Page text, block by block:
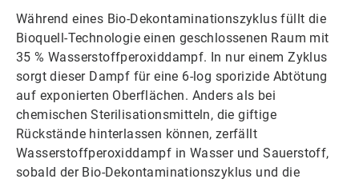
Während eines Bio-Dekontaminationszyklus füllt die
Bioquell-Technologie einen geschlossenen Raum mit
35 % Wasserstoffperoxiddampf. In nur einem Zyklus
sorgt dieser Dampf für eine 6-log sporizide Abtötung
auf exponierten Oberflächen. Anders als bei
chemischen Sterilisationsmitteln, die giftige
Rückstände hinterlassen können, zerfällt
Wasserstoffperoxiddampf in Wasser und Sauerstoff,
sobald der Bio-Dekontaminationszyklus und die